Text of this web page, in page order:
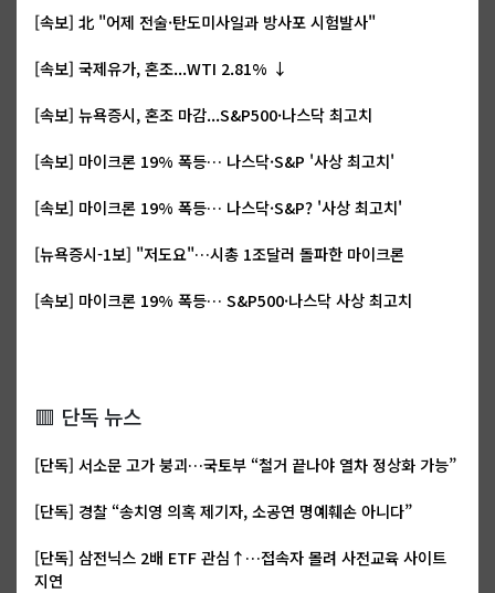
[속보] 北 "어제 전술·탄도미사일과 방사포 시험발사"
[속보] 국제유가, 혼조...WTI 2.81% ↓
[속보] 뉴욕증시, 혼조 마감...S&P500·나스닥 최고치
[속보] 마이크론 19% 폭등… 나스닥·S&P '사상 최고치'
[속보] 마이크론 19% 폭등… 나스닥·S&P? '사상 최고치'
[뉴욕증시-1보] "저도요"…시총 1조달러 돌파한 마이크론
[속보] 마이크론 19% 폭등… S&P500·나스닥 사상 최고치
🟥 단독 뉴스
[단독] 서소문 고가 붕괴…국토부 “철거 끝나야 열차 정상화 가능”
[단독] 경찰 “송치영 의혹 제기자, 소공연 명예훼손 아니다”
[단독] 삼전닉스 2배 ETF 관심↑…접속자 몰려 사전교육 사이트
지연